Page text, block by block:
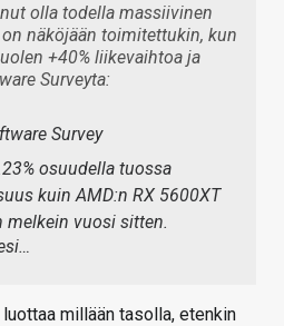
olla todella massiivinen
näköjään toimitettukin, kun
+40% liikevaihtoa ja
Surveyta:
Survey
osuudella tuossa
kuin AMD:n RX 5600XT
vuosi sitten.
millään tasolla, etenkin